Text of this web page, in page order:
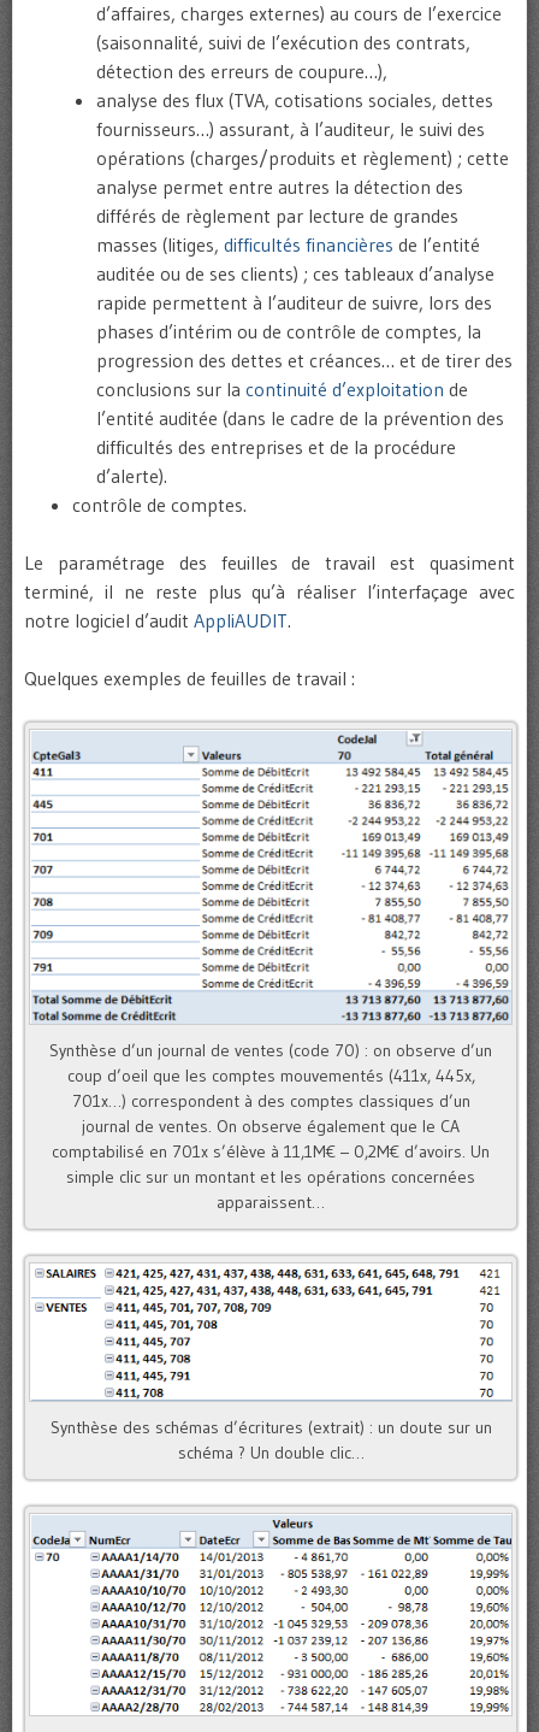
d’affaires, charges externes) au cours de l’exercice
(saisonnalité, suivi de l’exécution des contrats,
détection des erreurs de coupure…),
analyse des flux (TVA, cotisations sociales, dettes
fournisseurs…) assurant, à l’auditeur, le suivi des
opérations (charges/produits et règlement) ; cette
analyse permet entre autres la détection des
différés de règlement par lecture de grandes
masses (litiges, difficultés financières de l’entité
auditée ou de ses clients) ; ces tableaux d’analyse
rapide permettent à l’auditeur de suivre, lors des
phases d’intérim ou de contrôle de comptes, la
progression des dettes et créances… et de tirer des
conclusions sur la continuité d’exploitation de
l’entité auditée (dans le cadre de la prévention des
difficultés des entreprises et de la procédure
d’alerte).
contrôle de comptes.
Le paramétrage des feuilles de travail est quasiment
terminé, il ne reste plus qu’à réaliser l’interfaçage avec
notre logiciel d’audit AppliAUDIT.
Quelques exemples de feuilles de travail :
Synthèse d’un journal de ventes (code 70) : on observe d’un
coup d’oeil que les comptes mouvementés (411x, 445x,
701x…) correspondent à des comptes classiques d’un
journal de ventes. On observe également que le CA
comptabilisé en 701x s’élève à 11,1M€ – 0,2M€ d’avoirs. Un
simple clic sur un montant et les opérations concernées
apparaissent…
Synthèse des schémas d’écritures (extrait) : un doute sur un
schéma ? Un double clic…